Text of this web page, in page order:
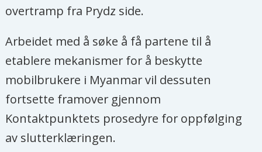
overtramp fra Prydz side.
Arbeidet med å søke å få partene til å
etablere mekanismer for å beskytte
mobilbrukere i Myanmar vil dessuten
fortsette framover gjennom
Kontaktpunktets prosedyre for oppfølging
av slutterklæringen.